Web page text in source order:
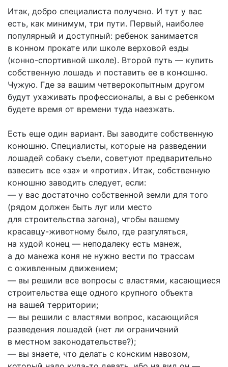
Итак, добро специалиста получено. И тут у вас
есть, как минимум, три пути. Первый, наиболее
популярный и доступный: ребенок занимается
в конном прокате или школе верховой езды
(конно-спортивной школе). Второй путь — купить
собственную лошадь и поставить ее в конюшню.
Чужую. Где за вашим четверокопытным другом
будут ухаживать профессионалы, а вы с ребенком
будете время от времени туда наезжать.
Есть еще один вариант. Вы заводите собственную
конюшню. Специалисты, которые на разведении
лошадей собаку съели, советуют предварительно
взвесить все «за» и «против». Итак, собственную
конюшню заводить следует, если:
— у вас достаточно собственной земли для того
(рядом должен быть луг или место
для строительства загона), чтобы вашему
красавцу-животному было, где разгуляться,
на худой конец — неподалеку есть манеж,
а до манежа коня не нужно вести по трассам
с оживленным движением;
— вы решили все вопросы с властями, касающиеся
строительства еще одного крупного объекта
на вашей территории;
— вы решили с властями вопрос, касающийся
разведения лошадей (нет ли ограничений
в местном законодательстве?);
— вы знаете, что делать с конским навозом,